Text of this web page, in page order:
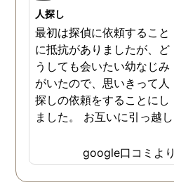
人探し
最初は探偵に依頼すること
に抵抗がありましたが、ど
うしても会いたい幼なじみ
がいたので、思いきって人
探しの依頼をすることにし
ました。 お互いに引っ越し
いる情報も少なかったの
で、難しいかなと思ってい
たのですが、見事に探して
google口コミより